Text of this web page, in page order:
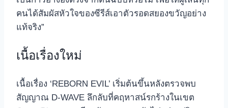
คนได้สัมผัสหัวใจของซีรีส์เอาตัวรอดสยองขวัญอย่าง
แท้จริง”
เนื้อเรื่องใหม่
เนื้อเรื่อง ‘REBORN EVIL’ เริ่มต้นขึ้นหลังตรวจพบ
สัญญาณ D-WAVE ลึกลับที่คฤหาสน์รกร้างในเขต